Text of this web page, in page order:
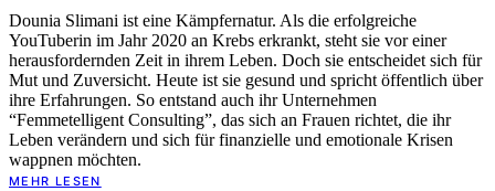
Dounia Slimani ist eine Kämpfernatur. Als die erfolgreiche
YouTuberin im Jahr 2020 an Krebs erkrankt, steht sie vor einer
herausfordernden Zeit in ihrem Leben. Doch sie entscheidet sich für
Mut und Zuversicht. Heute ist sie gesund und spricht öffentlich über
ihre Erfahrungen. So entstand auch ihr Unternehmen
“Femmetelligent Consulting”, das sich an Frauen richtet, die ihr
Leben verändern und sich für finanzielle und emotionale Krisen
wappnen möchten.
MEHR LESEN